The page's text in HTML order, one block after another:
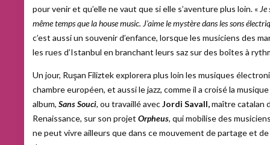
pour venir et qu’elle ne vaut que si elle s’aventure plus loin. «
même temps que la house music. J’aime le mystère dans les sons
c’est aussi un souvenir d’enfance, lorsque les musiciens des
les rues d’Istanbul en branchant leurs saz sur des boîtes à
Un jour, Ruşan Filiztek explorera plus loin les musiques
chambre européen, et aussi le jazz, comme il a croisé la
album, Sans Souci, ou travaillé avecJordi Savall,maître catalan
Renaissance, sur son projet Orpheus, qui mobilise des
ne peut vivre ailleurs que dans ce mouvement de partage et